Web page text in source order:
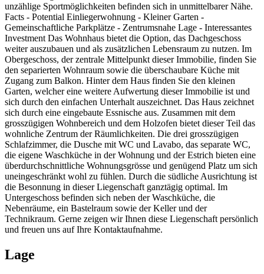
unzählige Sportmöglichkeiten befinden sich in unmittelbarer Nähe.
Facts - Potential Einliegerwohnung - Kleiner Garten -
Gemeinschaftliche Parkplätze - Zentrumsnahe Lage - Interessantes
Investment Das Wohnhaus bietet die Option, das Dachgeschoss
weiter auszubauen und als zusätzlichen Lebensraum zu nutzen. Im
Obergeschoss, der zentrale Mittelpunkt dieser Immobilie, finden Sie
den separierten Wohnraum sowie die überschaubare Küche mit
Zugang zum Balkon. Hinter dem Haus finden Sie den kleinen
Garten, welcher eine weitere Aufwertung dieser Immobilie ist und
sich durch den einfachen Unterhalt auszeichnet. Das Haus zeichnet
sich durch eine eingebaute Essnische aus. Zusammen mit dem
grosszügigen Wohnbereich und dem Holzofen bietet dieser Teil das
wohnliche Zentrum der Räumlichkeiten. Die drei grosszügigen
Schlafzimmer, die Dusche mit WC und Lavabo, das separate WC,
die eigene Waschküche in der Wohnung und der Estrich bieten eine
überdurchschnittliche Wohnungsgrösse und genügend Platz um sich
uneingeschränkt wohl zu fühlen. Durch die südliche Ausrichtung ist
die Besonnung in dieser Liegenschaft ganztägig optimal. Im
Untergeschoss befinden sich neben der Waschküche, die
Nebenräume, ein Bastelraum sowie der Keller und der
Technikraum. Gerne zeigen wir Ihnen diese Liegenschaft persönlich
und freuen uns auf Ihre Kontaktaufnahme.
Lage